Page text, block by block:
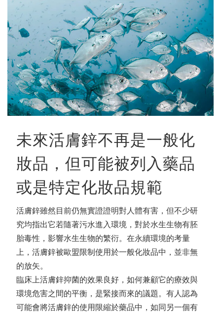
未來活膚鋅不再是一般化
妝品，但可能被列入藥品
或是特定化妝品規範
活膚鋅雖然目前仍無實證證明對人體有害，但不少研
究均指出它若隨著污水進入環境，對於水生生物有胚
胎毒性，影響水生生物的繁衍。在永續環境的考量
上，活膚鋅被歐盟限制使用於一般化妝品中，並非無
的放矢。
臨床上活膚鋅抑菌的效果良好，如何兼顧它的療效與
環境危害之間的平衡，是緊接而來的議題。有人認為
可能會將活膚鋅的使用限縮於藥品中，如同另一個有